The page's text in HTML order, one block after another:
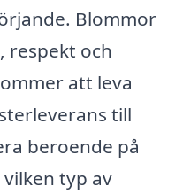
Blommor
respekt och
att leva
till
beroende på
typ av